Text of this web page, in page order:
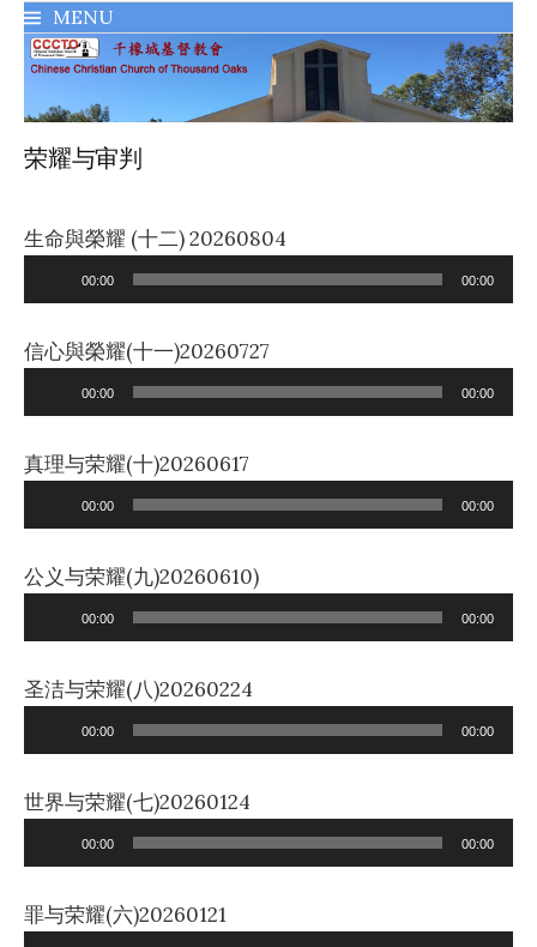
MENU
荣耀与审判
生命與榮耀 (十二) 20260804
Player
00:00 00:00
信心與榮耀(十一)20260727
Player
00:00 00:00
真理与荣耀(十)20260617
Player
00:00 00:00
公义与荣耀(九)20260610)
Player
00:00 00:00
圣洁与荣耀(八)20260224
Player
00:00 00:00
世界与荣耀(七)20260124
Player
00:00 00:00
罪与荣耀(六)20260121